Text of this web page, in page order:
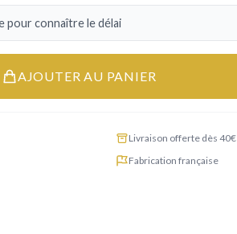
pour connaître le délai
AJOUTER AU PANIER
Livraison offerte dès 40€
Fabrication française